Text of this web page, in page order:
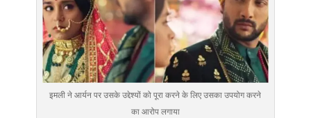
इमली ने आर्यन पर उसके उद्देश्यों को पूरा करने के लिए उसका उपयोग करने
का आरोप लगाया